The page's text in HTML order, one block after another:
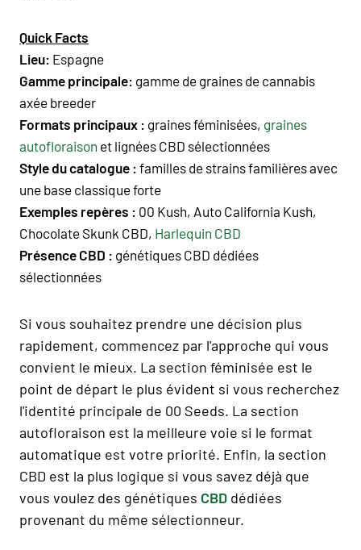
Quick Facts
Lieu: Espagne
Gamme principale: gamme de graines de cannabis
axée breeder
Formats principaux : graines féminisées, graines
autofloraison et lignées CBD sélectionnées
Style du catalogue : familles de strains familières avec
une base classique forte
Exemples repères : 00 Kush, Auto California Kush,
Chocolate Skunk CBD, Harlequin CBD
Présence CBD : génétiques CBD dédiées
sélectionnées
Si vous souhaitez prendre une décision plus
rapidement, commencez par l'approche qui vous
convient le mieux. La section féminisée est le
point de départ le plus évident si vous recherchez
l'identité principale de 00 Seeds. La section
autofloraison est la meilleure voie si le format
automatique est votre priorité. Enfin, la section
CBD est la plus logique si vous savez déjà que
vous voulez des génétiques CBD dédiées
provenant du même sélectionneur.